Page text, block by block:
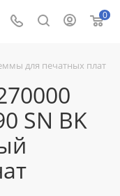
0
для печатных плат
SN BK